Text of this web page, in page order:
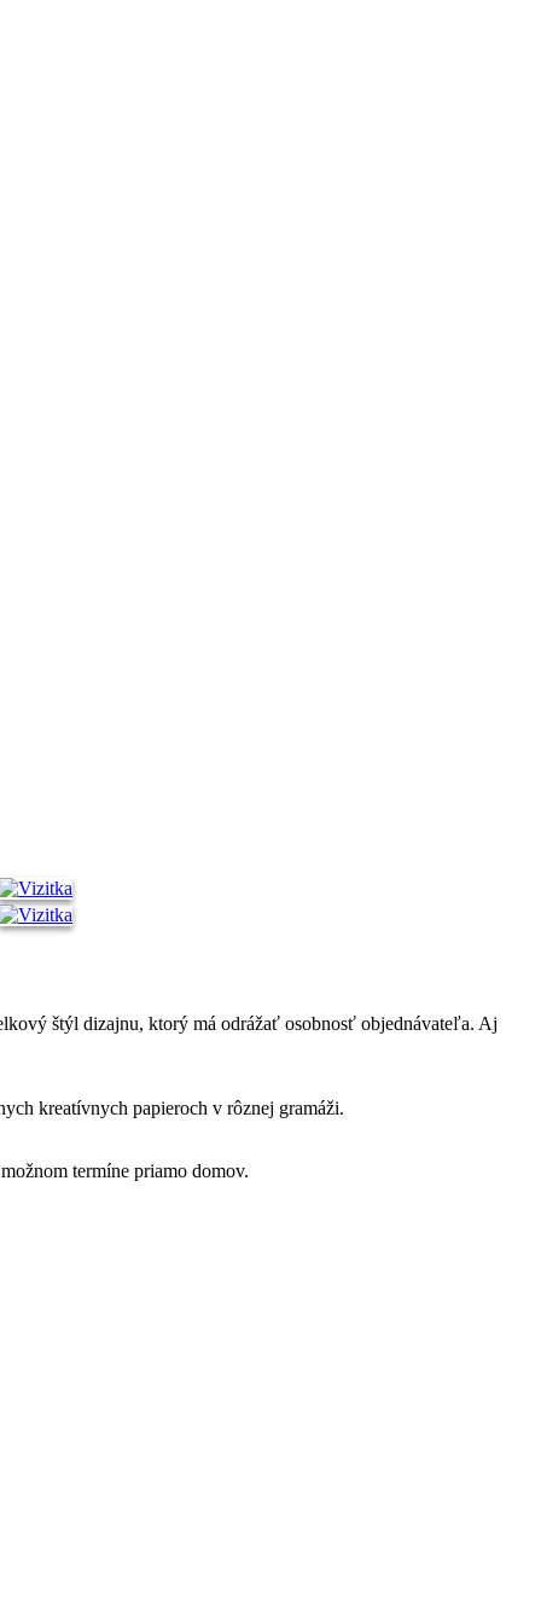
štýl dizajnu, ktorý má odrážať osobnosť objednávateľa. Aj
kreatívnych papieroch v rôznej gramáži.
termíne priamo domov.